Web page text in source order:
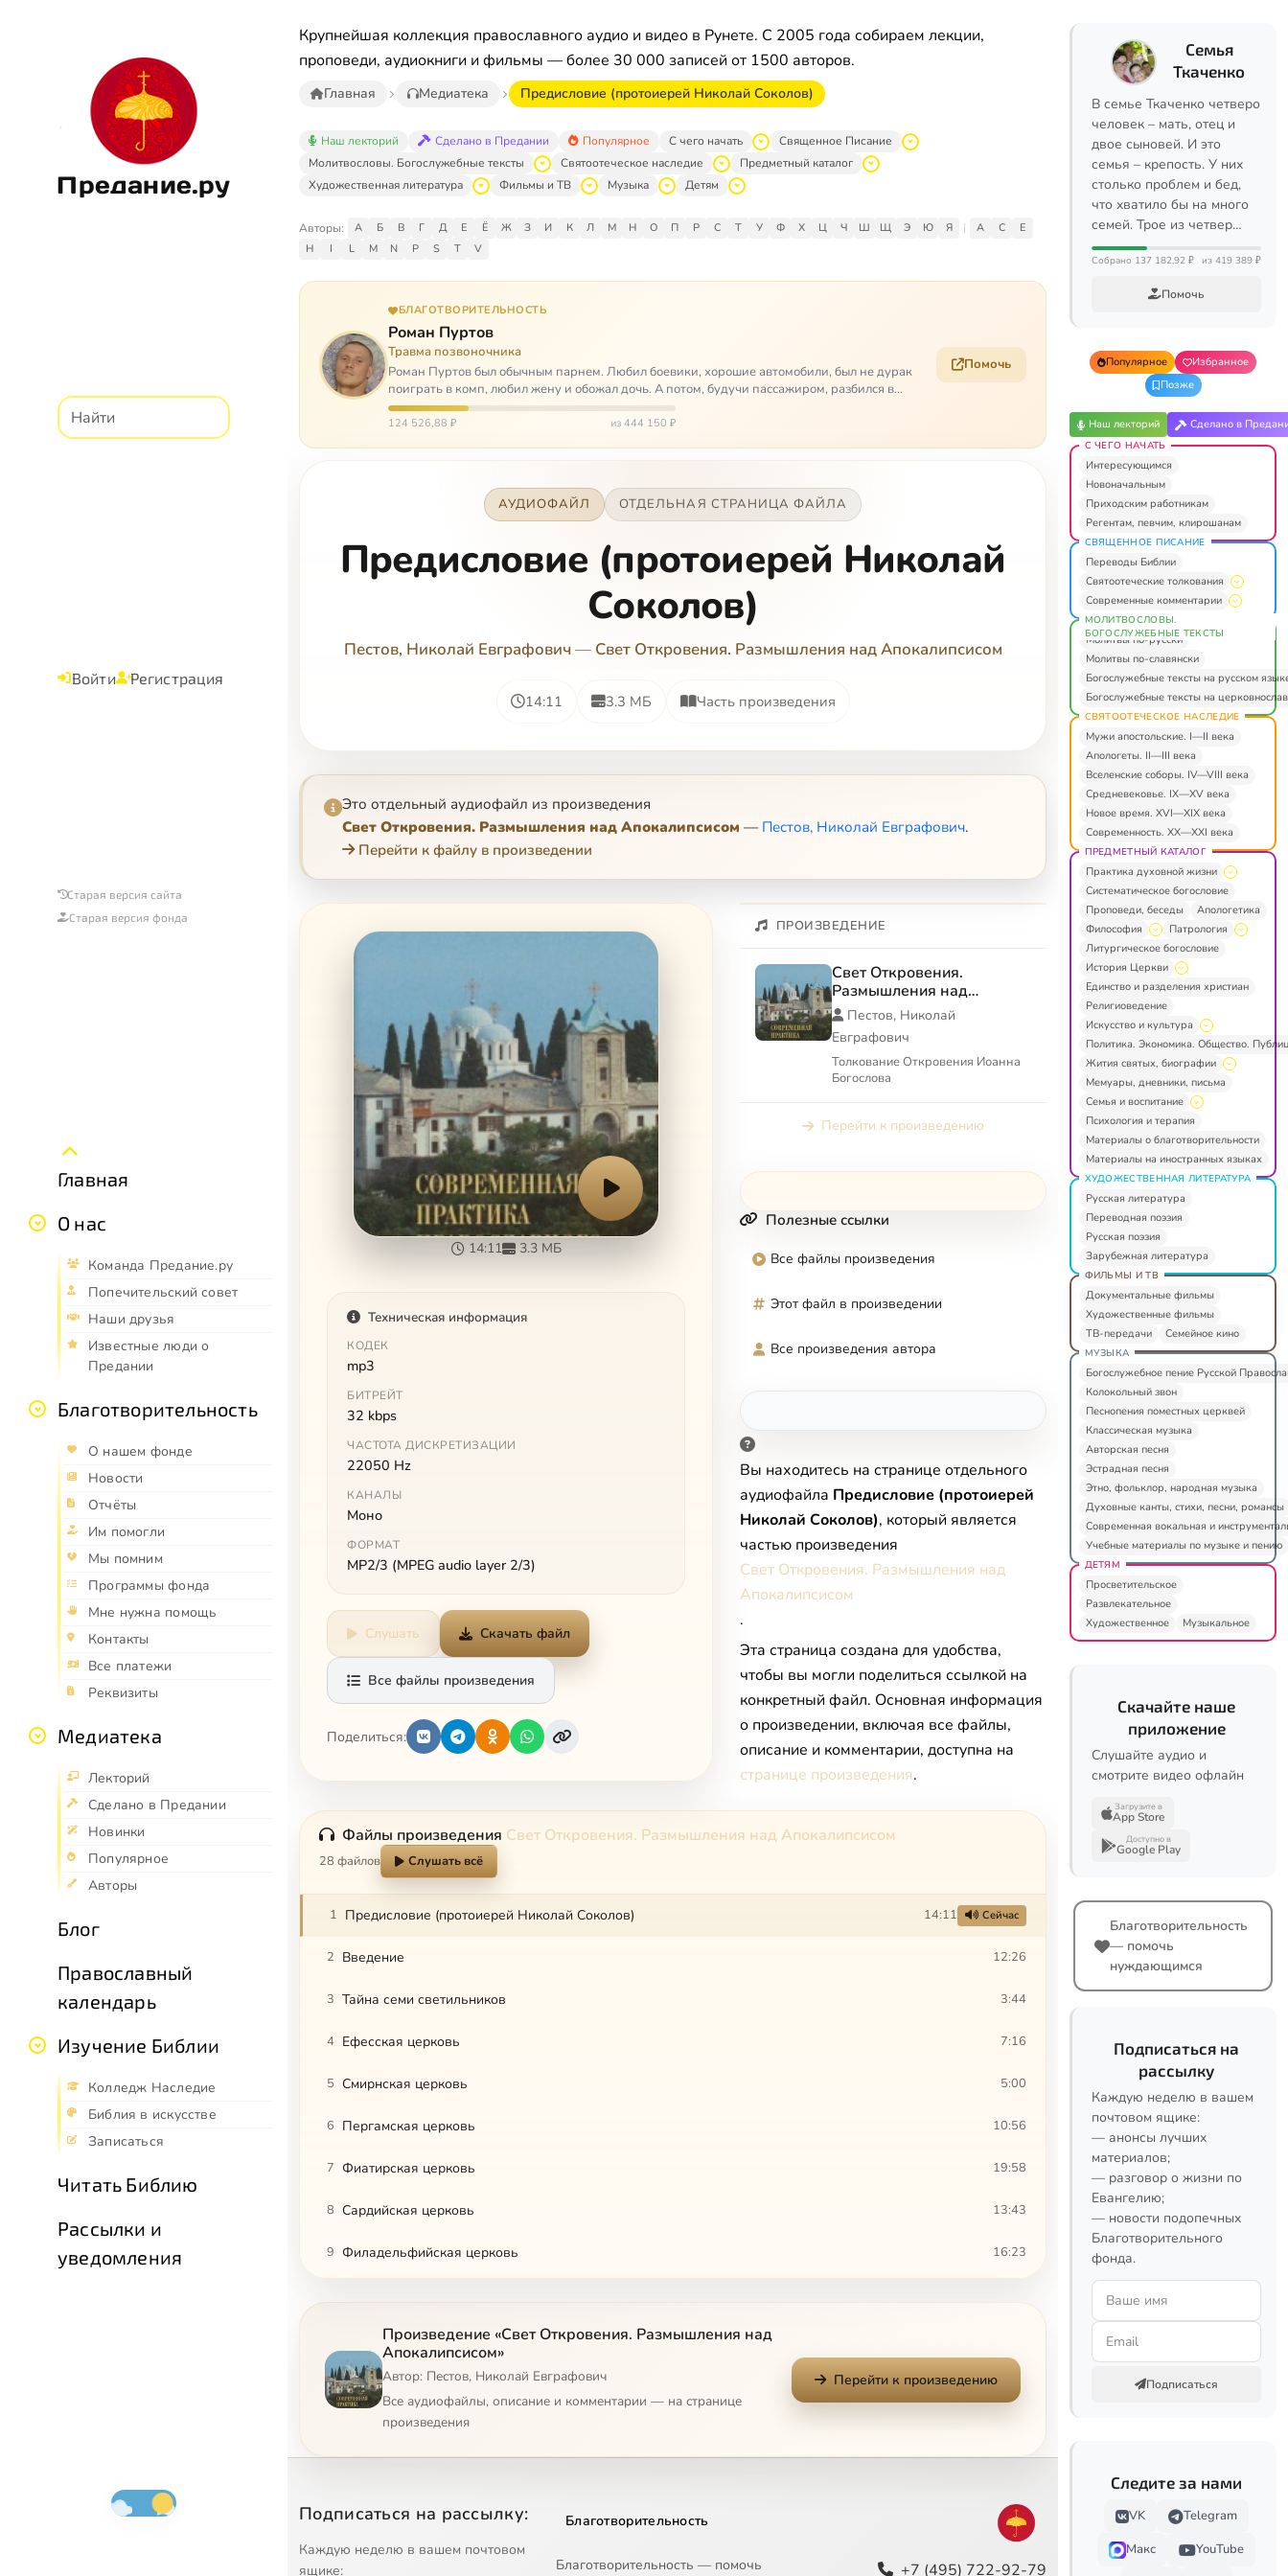
Предание.ру
Войти Регистрация
Старая версия сайта
Старая версия фонда
Главная
О нас
Команда Предание.ру
Попечительский совет
Наши друзья
Известные люди о
Предании
Благотворительность
О нашем фонде
Новости
Отчёты
Им помогли
Мы помним
Программы фонда
Мне нужна помощь
Контакты
Все платежи
Реквизиты
Медиатека
Лекторий
Сделано в Предании
Новинки
Популярное
Авторы
Блог
Православный
календарь
Изучение Библии
Колледж Наследие
Библия в искусстве
Записаться
Читать Библию
Рассылки и
уведомления
Крупнейшая коллекция православного аудио и видео в Рунете. С 2005 года собираем лекции,
проповеди, аудиокниги и фильмы — более 30 000 записей от 1500 авторов.
Главная Медиатека Предисловие (протоиерей Николай Соколов)
Наш лекторий Сделано в Предании Популярное С чего начать
Священное Писание
Молитвословы. Богослужебные тексты
Святоотеческое наследие
Предметный каталог
Художественная литература
Фильмы и ТВ Музыка Детям
Авторы: А Б В Г Д Е Ё Ж З И К Л М Н О П Р С Т У Ф Х Ц Ч Ш Щ Э Ю Я | A C
E
H
I L M N P S T V
БЛАГОТВОРИТЕЛЬНОСТЬ
Роман Пуртов
Травма позвоночника
Роман Пуртов был обычным парнем. Любил боевики, хорошие автомобили, был не дурак
поиграть в комп, любил жену и обожал дочь. А потом, будучи пассажиром, разбился в
автоаварии и тепе…
124 526,88 ₽ из 444 150 ₽
Помочь
АУДИОФАЙЛ ОТДЕЛЬНАЯ СТРАНИЦА ФАЙЛА
Предисловие (протоиерей Николай
Соколов)
Пестов, Николай Евграфович— Свет Откровения. Размышления над Апокалипсисом
14:11 3.3 МБ Часть произведения
Это отдельный аудиофайл из произведения
Свет Откровения. Размышления над Апокалипсисом — Пестов, Николай Евграфович.
Перейти к файлу в произведении
14:11 3.3 МБ
Техническая информация
КОДЕК
mp3
БИТРЕЙТ
32 kbps
ЧАСТОТА ДИСКРЕТИЗАЦИИ
22050 Hz
КАНАЛЫ
Моно
ФОРМАТ
MP2/3 (MPEG audio layer 2/3)
Слушать Скачать файл
Все файлы произведения
Поделиться:
ПРОИЗВЕДЕНИЕ
Свет Откровения.
Размышления над
Апокалипсисом
Пестов, Николай
Евграфович
Толкование Откровения Иоанна
Богослова
Перейти к произведению
Полезные ссылки
Все файлы произведения
Этот файл в произведении
Все произведения автора
Вы находитесь на странице отдельного
аудиофайла Предисловие (протоиерей
Николай Соколов), который является
частью произведения
Свет Откровения. Размышления над
Апокалипсисом
.
Эта страница создана для удобства,
чтобы вы могли поделиться ссылкой на
конкретный файл. Основная информация
о произведении, включая все файлы,
описание и комментарии, доступна на
странице произведения.
Файлы произведения Свет Откровения. Размышления над Апокалипсисом
28 файлов Слушать всё
1 Предисловие (протоиерей Николай Соколов) 14:11 Сейчас
2 Введение 12:26
3 Тайна семи светильников 3:44
4 Ефесская церковь 7:16
5 Смирнская церковь 5:00
6 Пергамская церковь 10:56
7 Фиатирская церковь 19:58
8 Сардийская церковь 13:43
9 Филадельфийская церковь 16:23
Послесловие к главам о семи церквах
12 Престол, животные и стеклянное море 17:39
Агнец как бы закланный
14 Семь печатей 13:06
8:15
16 Семь труб 24:30
Произведение «Свет Откровения. Размышления над
Апокалипсисом»
Автор: Пестов, Николай Евграфович
Все аудиофайлы, описание и комментарии — на странице
произведения
Перейти к произведению
Подписаться на рассылку:
Каждую неделю в вашем почтовом
ящике:
Благотворительность
Благотворительность — помочь
+7 (495) 722-92-79
Семья
Ткаченко
В семье Ткаченко четверо
человек – мать, отец и
двое сыновей. И это
семья – крепость. У них
столько проблем и бед,
что хватило бы на много
семей. Трое из четвер…
Собрано 137 182,92 ₽ из 419 389 ₽
Помочь
Популярное
Избранное
Позже
Наш лекторий Сделано в
С ЧЕГО НАЧАТЬ
Интересующимся
Новоначальным
Приходским работникам
Регентам, певчим, клирошанам
СВЯЩЕННОЕ ПИСАНИЕ
Переводы Библии
Святоотеческие толкования
Современные комментарии
МОЛИТВОСЛОВЫ.
БОГОСЛУЖЕБНЫЕ ТЕКСТЫ
Молитвы по-русски
Молитвы по-славянски
Богослужебные тексты на русском
Богослужебные тексты на
СВЯТООТЕЧЕСКОЕ НАСЛЕДИЕ
Мужи апостольские. I—II века
Апологеты. II—III века
Вселенские соборы. IV—VIII века
Средневековье. IX—XV века
Новое время. XVI—XIX века
Современность. XX—XXI века
ПРЕДМЕТНЫЙ КАТАЛОГ
Практика духовной жизни
Систематическое богословие
Проповеди, беседы
Апологетика
Философия
Патрология
Литургическое богословие
История Церкви
Единство и разделения христиан
Религиоведение
Искусство и культура
Политика. Экономика. Общество.
Жития святых, биографии
Мемуары, дневники, письма
Семья и воспитание
Психология и терапия
Материалы о благотворительности
Материалы на иностранных языках
ХУДОЖЕСТВЕННАЯ ЛИТЕРАТУРА
Русская литература
Переводная поэзия
Русская поэзия
Зарубежная литература
ФИЛЬМЫ И ТВ
Документальные фильмы
Художественные фильмы
ТВ-передачи
Семейное кино
МУЗЫКА
Богослужебное пение Русской
Колокольный звон
Песнопения поместных церквей
Классическая музыка
Авторская песня
Эстрадная песня
Этно, фольклор, народная музыка
Духовные канты, стихи, песни, романсы
Современная вокальная и
Учебные материалы по музыке и пению
ДЕТЯМ
Просветительское
Развлекательное
Художественное
Музыкальное
Скачайте наше
приложение
Слушайте аудио и
смотрите видео офлайн
Загрузите в
App Store
Доступно в
Google Play
Благотворительность
— помочь
нуждающимся
Подписаться на
рассылку
Каждую неделю в вашем
почтовом ящике:
— анонсы лучших
материалов;
— разговор о жизни по
Евангелию;
— новости подопечных
Благотворительного
фонда.
Подписаться
Следите за нами
VK
Telegram
Макс
YouTube